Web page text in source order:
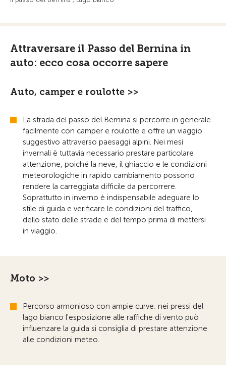
Attraversare il Passo del Bernina in
auto: ecco cosa occorre sapere
Auto, camper e roulotte >>
La strada del passo del Bernina si percorre in generale
facilmente con camper e roulotte e offre un viaggio
suggestivo attraverso paesaggi alpini. Nei mesi
invernali è tuttavia necessario prestare particolare
attenzione, poiché la neve, il ghiaccio e le condizioni
meteorologiche in rapido cambiamento possono
rendere la carreggiata difficile da percorrere.
Soprattutto in inverno è indispensabile adeguare lo
stile di guida e verificare le condizioni del traffico,
dello stato delle strade e del tempo prima di mettersi
in viaggio.
Moto >>
Percorso armonioso con ampie curve; nei pressi del
lago bianco l'esposizione alle raffiche di vento può
influenzare la guida si consiglia di prestare attenzione
alle condizioni meteo.